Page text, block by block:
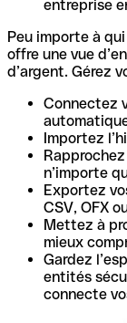
entreprise
Peu importe à
offre une vue
d’argent. Gérez
Connectez
Importez
n’importe
Exportez
CSV, OFX
Mettez à
mieux
Gardez
entités
connecte